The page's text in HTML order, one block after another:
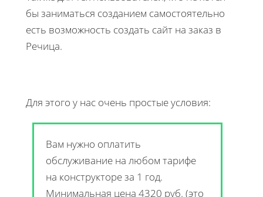
бы заниматься созданием самостоятельно
есть возможность создать сайт на заказ в
Речица.
Для этого у нас очень простые условия:
Вам нужно оплатить
обслуживание на любом тарифе
на конструкторе за 1 год.
Минимальная цена 4320 руб. (это